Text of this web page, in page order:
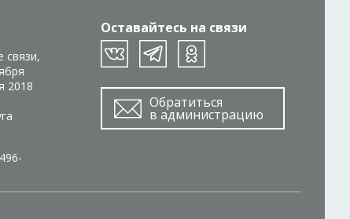
Оставайтесь на связи
Обратиться
в администрацию
связи,
2018